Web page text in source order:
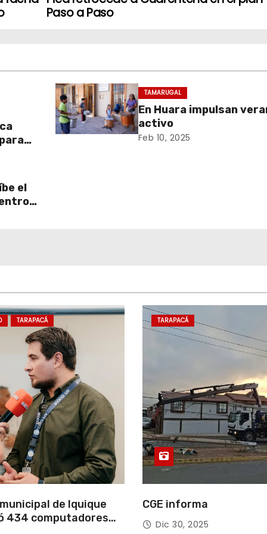
Paso a Paso
TAMARUGAL
En Huara impulsan
activo
Feb 10, 2025
el
TARAPACÁ
de Iquique
434 computadores
TARAPACÁ
CGE informa
Dic 30, 2025